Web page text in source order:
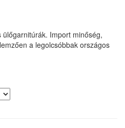
Import minőség,
a legolcsóbbak országos